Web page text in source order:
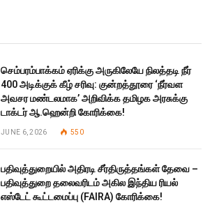
செம்பரம்பாக்கம் ஏரிக்கு அருகிலேயே நிலத்தடி நீர்
400 அடிக்குக் கீழ் சரிவு: குன்றத்தூரை ‘நீர்வள
அவசர மண்டலமாக’ அறிவிக்க தமிழக அரசுக்கு
டாக்டர் ஆ.ஹென்றி கோரிக்கை!
JUNE 6, 2026 550
பதிவுத்துறையில் அதிரடி சீர்திருத்தங்கள் தேவை –
பதிவுத்துறை தலைவரிடம் அகில இந்திய ரியல்
எஸ்டேட் கூட்டமைப்பு (FAIRA) கோரிக்கை!